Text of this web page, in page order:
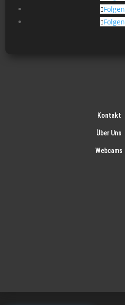
Folgen
Folgen
Kontakt
Über Uns
Webcams